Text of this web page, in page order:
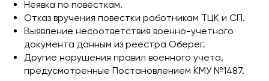
Неявка по повесткам.
Отказ вручения повестки работникам ТЦК и СП.
Выявление несоответствия военно-учетного
документа данным из реестра Оберег.
Другие нарушения правил военного учета,
предусмотренные Постановлением КМУ №1487.